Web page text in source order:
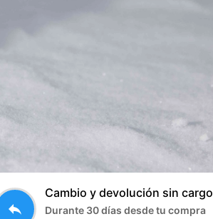
reply
Cambio y devolución sin cargo
Durante 30 días desde tu compra